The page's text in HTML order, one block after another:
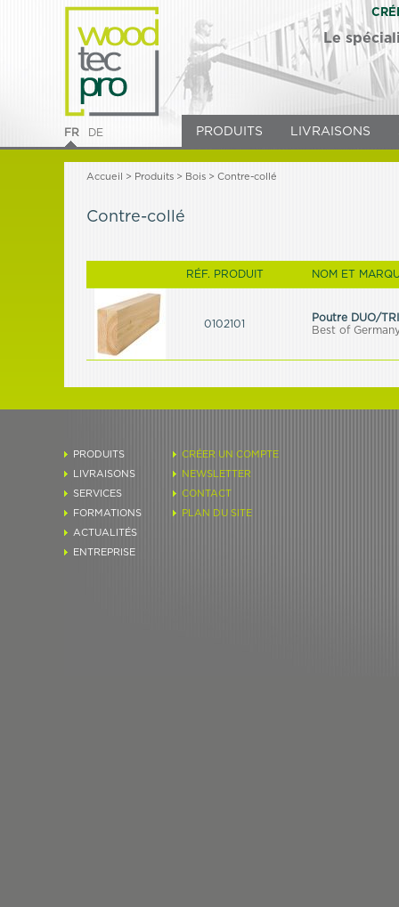
FR DE
Le
PRODUITS LIVRAISONS
Accueil > Produits> Bois > Contre-collé
Contre-collé
RÉF. PRODUIT NOM ET
0102101
Poutre DUO/
Best of
PRODUITS
LIVRAISONS
SERVICES
FORMATIONS
ACTUALITÉS
ENTREPRISE
CRÉER UN COMPTE
NEWSLETTER
CONTACT
PLAN DU SITE